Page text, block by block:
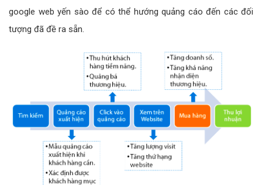
google web yến sào để có thể hướng quảng cáo đến các đối
tượng đã đề ra sẵn.